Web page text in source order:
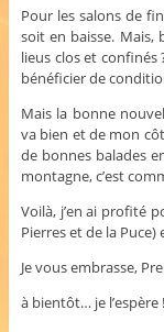
Pour les salons de
soit en baisse. Mais,
lieus clos et
bénéficier de
Mais la bonne
va bien et de mon
de bonnes balades
montagne, c’est
Voilà, j’en ai profité
Pierres et de la Puce)
Je vous embrasse,
à bientôt… je l’espère